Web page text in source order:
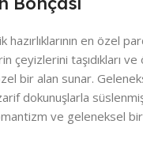
hazırlıklarının en özel
çeyizlerini taşıdıkları ve
bir alan sunar.
dokunuşlarla
ve geleneksel bir